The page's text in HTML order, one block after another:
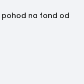
pohod na fond od